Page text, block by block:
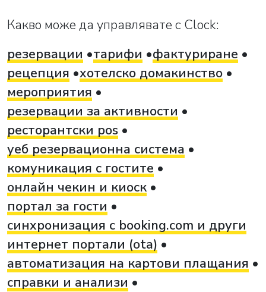
Какво може да управлявате с Clock:
резервации
тарифи
фактуриране
рецепция хотелско домакинство
мероприятия
резервации за активности
ресторантски pos
уеб резервационна система
комуникация с гостите
онлайн чекин и киоск
портал за гости
синхронизация с booking.com и други
интернет портали (ota)
автоматизация на картови плащания
справки и анализи